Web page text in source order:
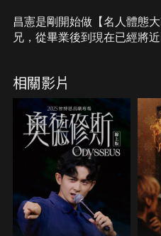
昌憲是剛開始做【名人體態
兄，從畢業後到現在已經將
相關影片